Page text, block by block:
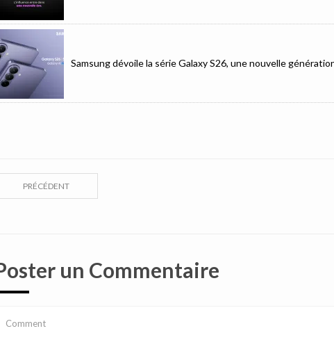
Samsung dévoile la série Galaxy S26, une nouvelle
PRÉCÉDENT
un Commentaire